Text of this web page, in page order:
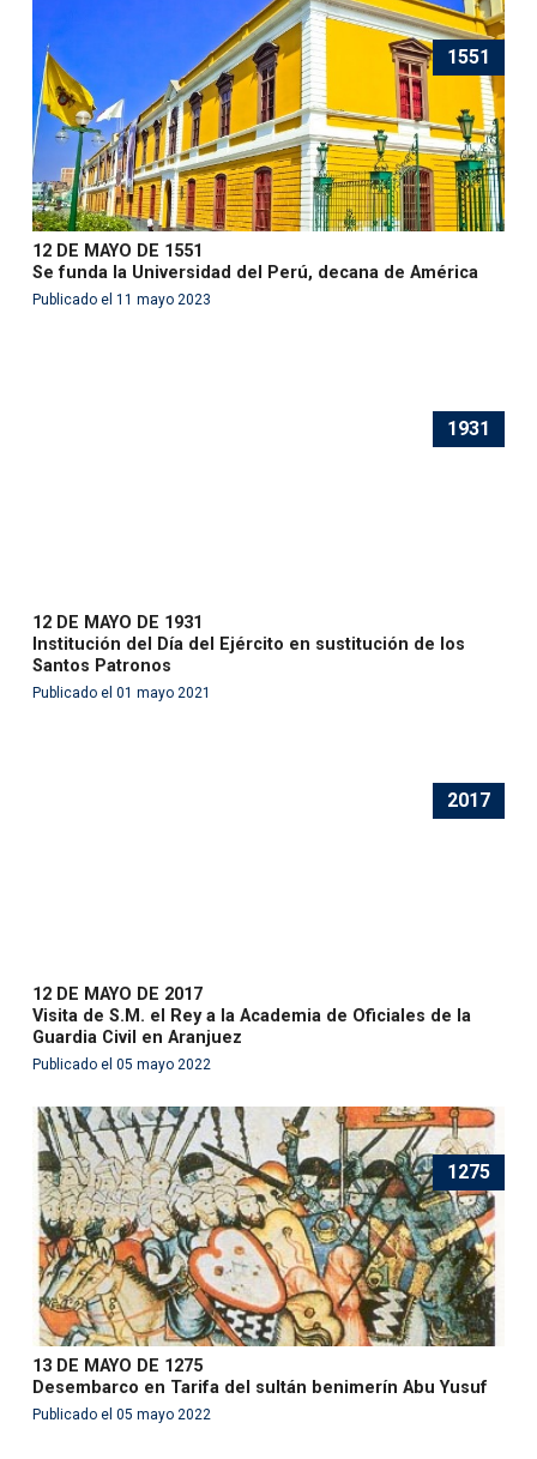
1551
12 DE MAYO DE 1551
Se funda la Universidad del Perú, decana de América
Publicado el 11 mayo 2023
1931
12 DE MAYO DE 1931
Institución del Día del Ejército en sustitución de los
Santos Patronos
Publicado el 01 mayo 2021
2017
12 DE MAYO DE 2017
Visita de S.M. el Rey a la Academia de Oficiales de la
Guardia Civil en Aranjuez
Publicado el 05 mayo 2022
1275
13 DE MAYO DE 1275
Desembarco en Tarifa del sultán benimerín Abu Yusuf
Publicado el 05 mayo 2022